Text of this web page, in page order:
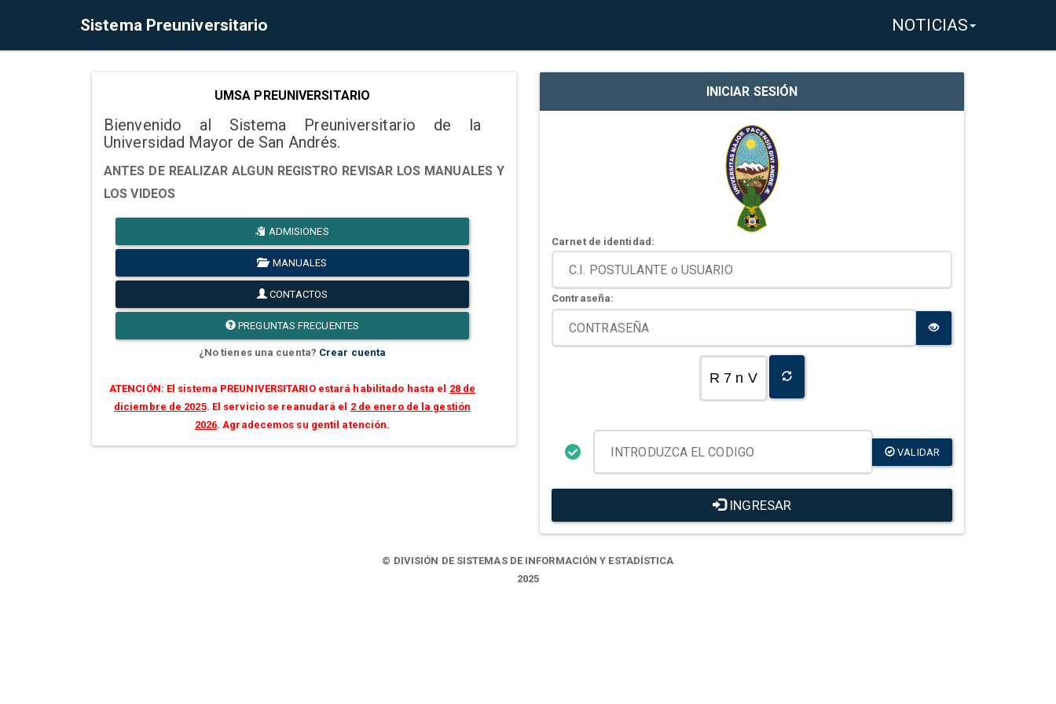
Sistema Preuniversitario NOTICIAS
UMSA PREUNIVERSITARIO
Bienvenido al Sistema Preuniversitario de la
Universidad Mayor de San Andrés.
ANTES DE REALIZAR ALGUN REGISTRO REVISAR LOS MANUALES Y
LOS VIDEOS
ADMISIONES
MANUALES
CONTACTOS
PREGUNTAS FRECUENTES
¿No tienes una cuenta? Crear cuenta
ATENCIÓN: El sistema PREUNIVERSITARIO estará habilitado hasta el 28 de
diciembre de 2025. El servicio se reanudará el 2 de enero de la gestión
2026. Agradecemos su gentil atención.
INICIAR SESIÓN
Carnet de identidad:
Contraseña:
R 7 n V
VALIDAR
INGRESAR
© DIVISIÓN DE SISTEMAS DE INFORMACIÓN Y ESTADÍSTICA
2025